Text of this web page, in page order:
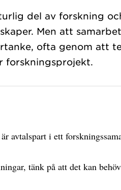
del av forskning
Men att
ofta genom att
forskningsprojekt.
avtalspart i ett
tänk på att det kan